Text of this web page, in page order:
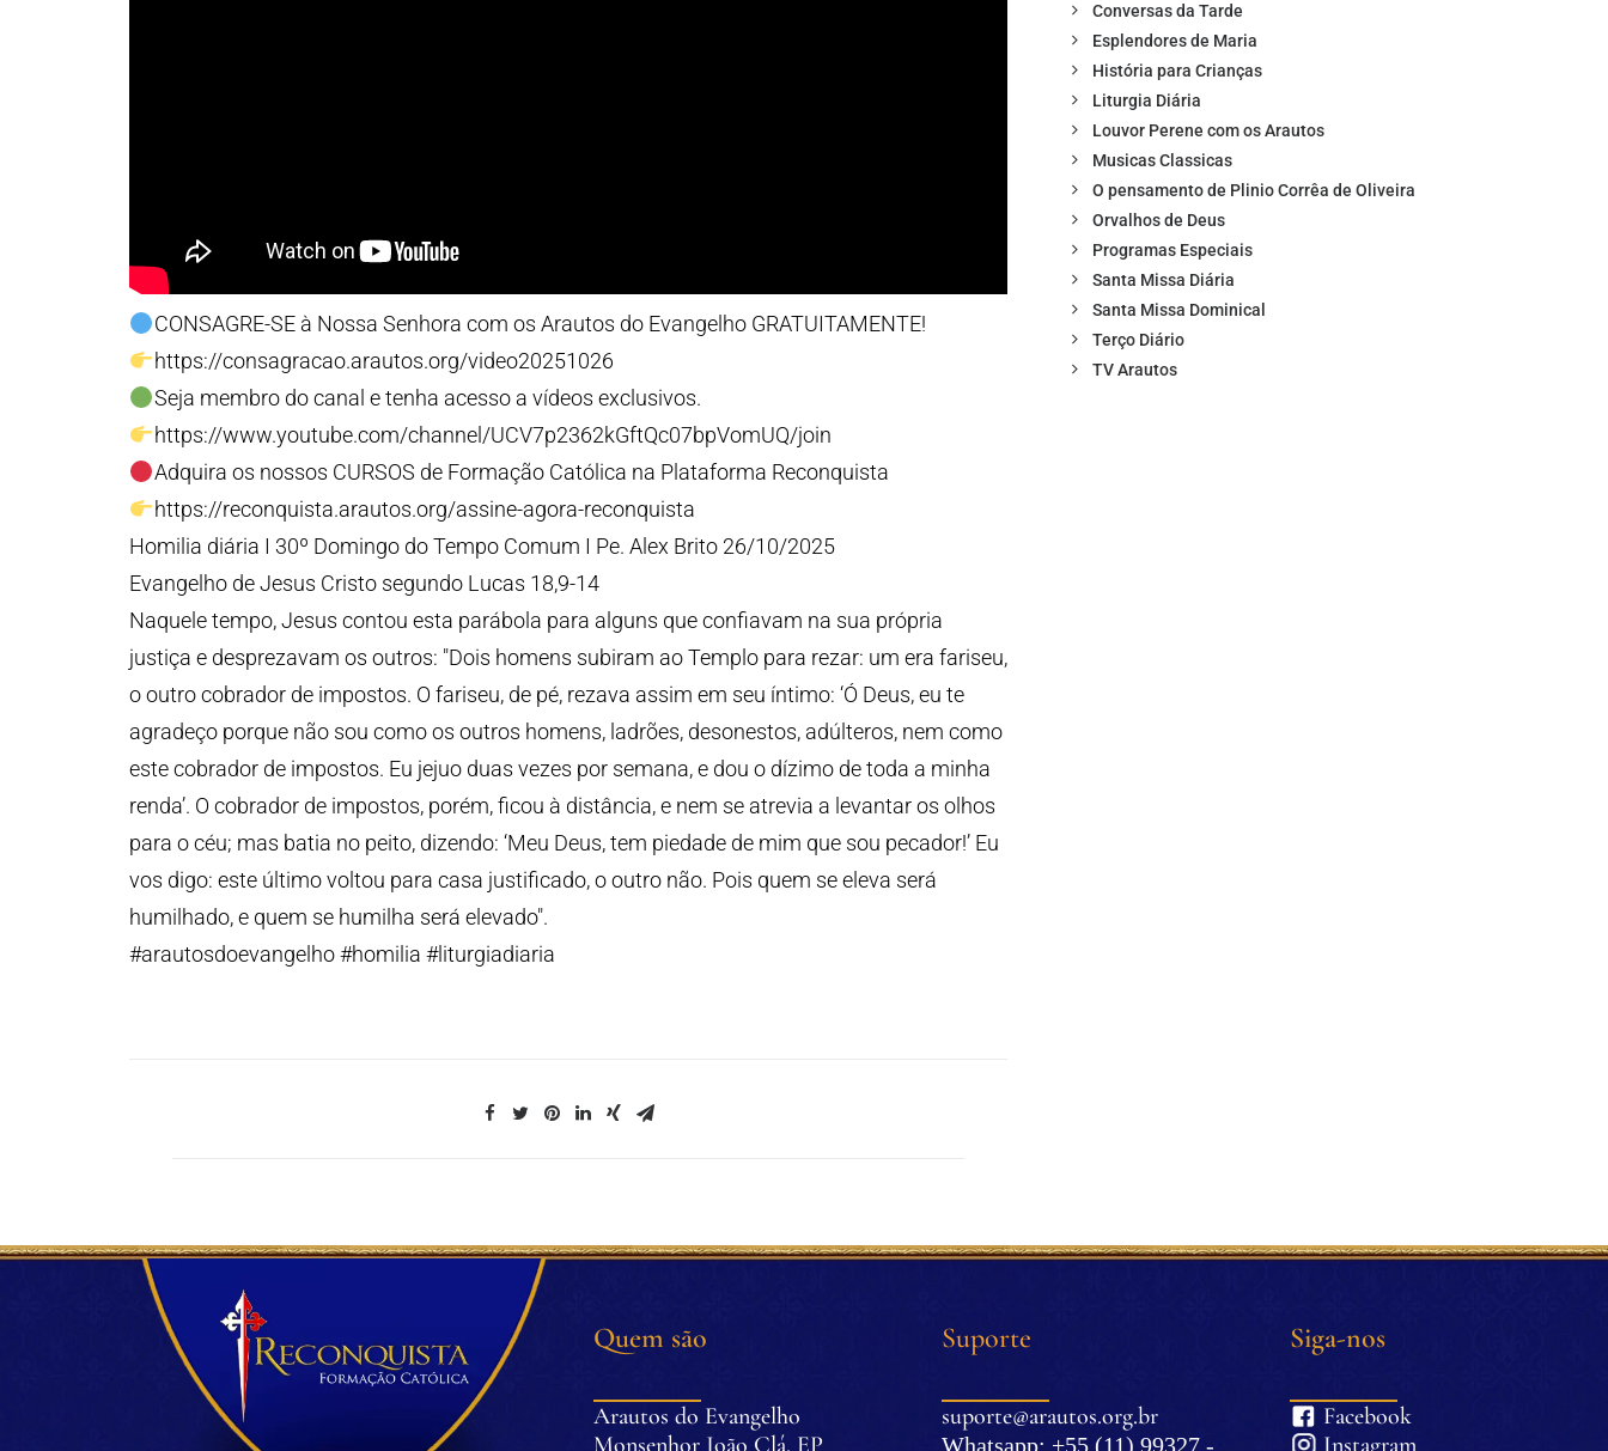
CONSAGRE-SE à Nossa Senhora com os Arautos do Evangelho GRATUITAMENTE!
https://consagracao.arautos.org/video20251026
Seja membro do canal e tenha acesso a vídeos exclusivos.
https://www.youtube.com/channel/UCV7p2362kGftQc07bpVomUQ/join
Adquira os nossos CURSOS de Formação Católica na Plataforma Reconquista
https://reconquista.arautos.org/assine-agora-reconquista
Homilia diária I 30º Domingo do Tempo Comum I Pe. Alex Brito 26/10/2025
Evangelho de Jesus Cristo segundo Lucas 18,9-14
Naquele tempo, Jesus contou esta parábola para alguns que confiavam na sua própria
justiça e desprezavam os outros: "Dois homens subiram ao Templo para rezar: um era fariseu,
o outro cobrador de impostos. O fariseu, de pé, rezava assim em seu íntimo: ‘Ó Deus, eu te
agradeço porque não sou como os outros homens, ladrões, desonestos, adúlteros, nem como
este cobrador de impostos. Eu jejuo duas vezes por semana, e dou o dízimo de toda a minha
renda’. O cobrador de impostos, porém, ficou à distância, e nem se atrevia a levantar os olhos
para o céu; mas batia no peito, dizendo: ‘Meu Deus, tem piedade de mim que sou pecador!’ Eu
vos digo: este último voltou para casa justificado, o outro não. Pois quem se eleva será
humilhado, e quem se humilha será elevado".
#arautosdoevangelho #homilia #liturgiadiaria
Conversas da Tarde
Esplendores de Maria
História para Crianças
Liturgia Diária
Louvor Perene com os Arautos
Musicas Classicas
O pensamento de Plinio Corrêa de Oliveira
Orvalhos de Deus
Programas Especiais
Santa Missa Diária
Santa Missa Dominical
Terço Diário
TV Arautos
Quem são
Arautos do Evangelho
Monsenhor João Clá, EP
Suporte
suporte@arautos.org.br
Whatsapp: +55 (11) 99327 -
Siga-nos
Facebook
Instagram